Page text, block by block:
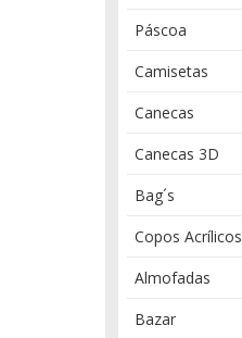
Páscoa
Camisetas
Canecas
Canecas 3D
Bag´s
Copos Acrílicos
Almofadas
Bazar